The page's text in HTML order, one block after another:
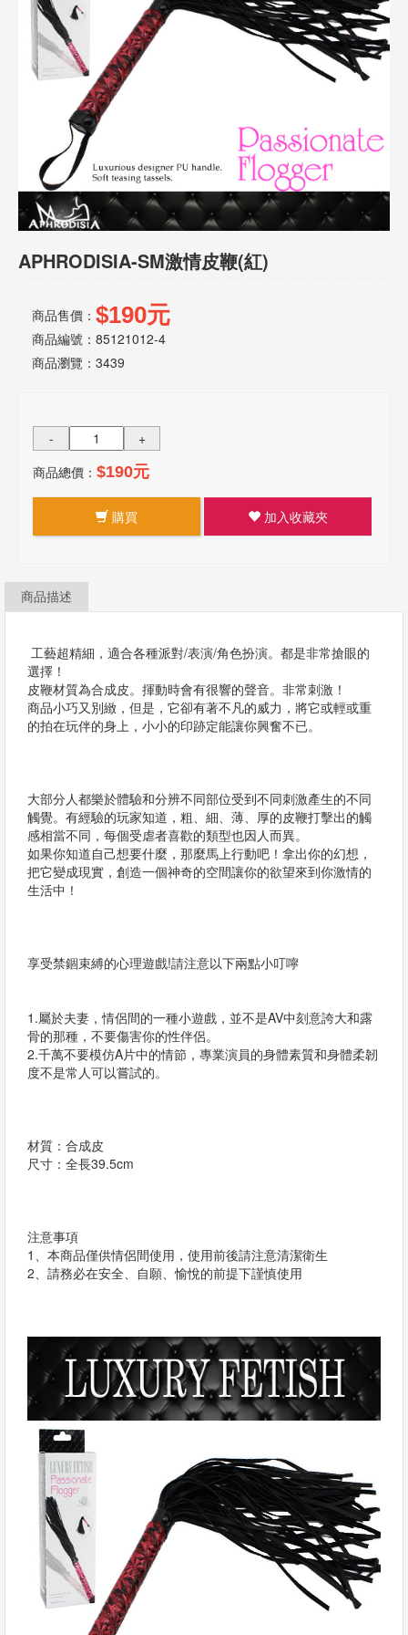
說
明
APHRODISIA-SM激情皮鞭(紅)
商品售價： $190元
商品編號：85121012-4
商品瀏覽： 3439
-
+
商品總價： $190元
購買 加入收藏夾
商品描述
工藝超精細，適合各種派對/表演/角色扮演。都是非常搶眼的
選擇！
皮鞭材質為合成皮。揮動時會有很響的聲音。非常刺激！
商品小巧又別緻，但是，它卻有著不凡的威力，將它或輕或重
的拍在玩伴的身上，小小的印跡定能讓你興奮不已。
大部分人都樂於體驗和分辨不同部位受到不同刺激產生的不同
觸覺。有經驗的玩家知道，粗、細、薄、厚的皮鞭打擊出的觸
感相當不同，每個受虐者喜歡的類型也因人而異。
如果你知道自己想要什麼，那麼馬上行動吧！拿出你的幻想，
把它變成現實，創造一個神奇的空間讓你的欲望來到你激情的
生活中！
享受禁錮束縛的心理遊戲!請注意以下兩點小叮嚀
1.屬於夫妻，情侶間的一種小遊戲，並不是AV中刻意誇大和露
骨的那種，不要傷害你的性伴侶。
2.千萬不要模仿A片中的情節，專業演員的身體素質和身體柔韌
度不是常人可以嘗試的。
材質：合成皮
尺寸：全長39.5cm
注意事項
1、本商品僅供情侶間使用，使用前後請注意清潔衛生
2、請務必在安全、自願、愉悅的前提下謹慎使用